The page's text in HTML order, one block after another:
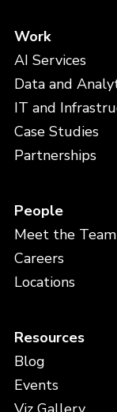
Work
AI Services
Data and
IT and
Case Studies
Partnerships
People
Meet the Team
Careers
Locations
Resources
Blog
Events